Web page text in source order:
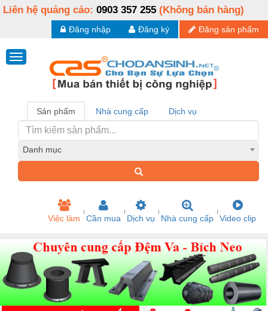
Liên hệ quảng cáo: 0903 357 255 (Không bán hàng)
Đăng sản phẩm
Đăng ký
Đăng nhập
Sản phẩm Nhà cung cấp Dịch vụ
Danh mục
Việc làm Cần mua Dịch vụ Nhà cung cấp Video clip